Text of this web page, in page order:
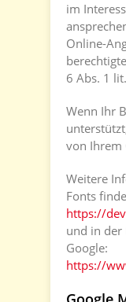
im
Online-
6 Abs. 1
Wenn Ihr
von Ihrem
Weitere
Fonts
https://
und in der
Google:
https://